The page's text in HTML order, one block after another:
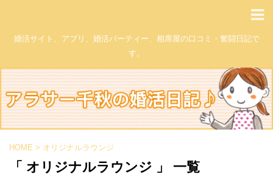
婚活サイト、アプリ、婚活パーティー、相席屋の口コミ・奮闘日記で
す。
HOME > オリジナルラウンジ
「 オリジナルラウンジ 」 一覧